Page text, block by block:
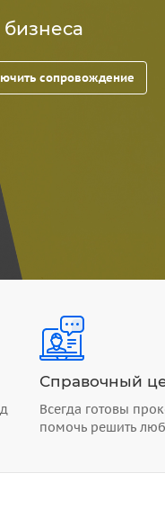
бизнеса
сопровождение
Справочный
Всегда готовы
помочь решить